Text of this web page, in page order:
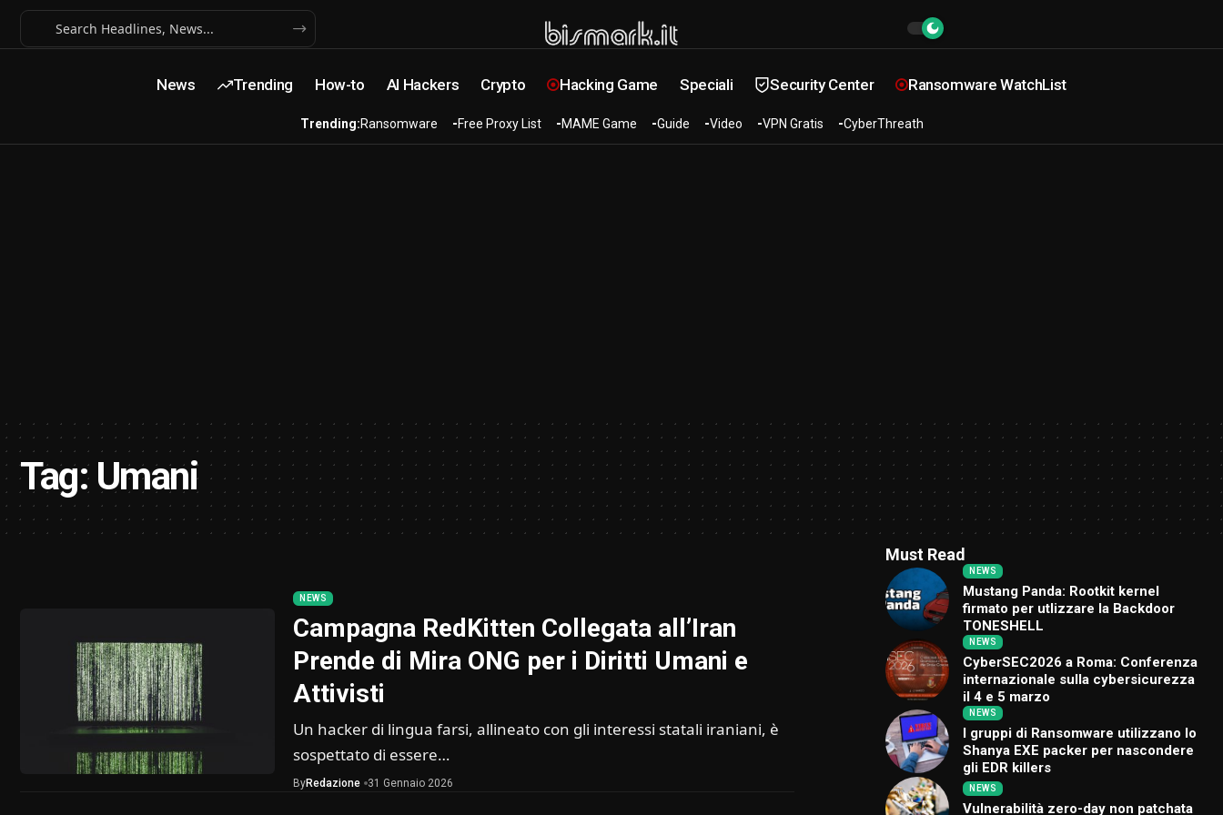
News Trending How-to AI Hackers Crypto Hacking Game Speciali Security Center Ransomware WatchList
Trending:Ransomware Free Proxy List MAME Game Guide Video VPN Gratis CyberThreath
Tag: Umani
NEWS
Campagna RedKitten Collegata all’Iran
Prende di Mira ONG per i Diritti Umani e
Attivisti
Un hacker di lingua farsi, allineato con gli interessi statali iraniani, è
sospettato di essere…
ByRedazione 31 Gennaio 2026
Must Read
NEWS
Mustang Panda: Rootkit kernel
firmato per utlizzare la Backdoor
TONESHELL
NEWS
CyberSEC2026 a Roma: Conferenza
internazionale sulla cybersicurezza
il 4 e 5 marzo
NEWS
I gruppi di Ransomware utilizzano lo
Shanya EXE packer per nascondere
gli EDR killers
NEWS
Vulnerabilità zero-day non patchata